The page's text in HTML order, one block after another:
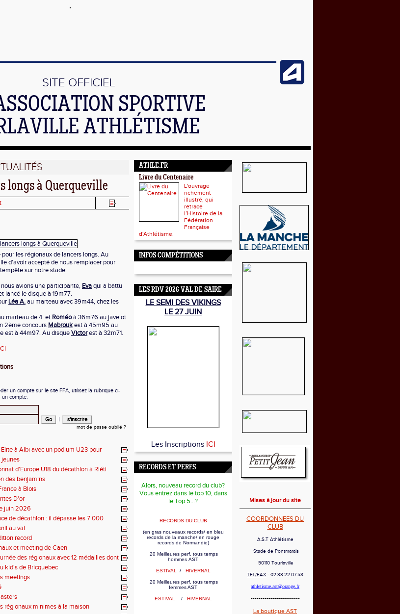
SITE OFFICIEL
SPORTIVE
ATHLÉTISME
longs à Querqueville
les régionaux de lancers longs. Au
d'avoir accepté de nous remplacer pour
sur notre stade.
avions une participante, Evaqui a battu
lancé le disque à 19m77.
Léa A.au marteau avec 39m44, chez les
marteau de 4. et Roméoà 36m76 au javelot.
2ème concours Mabroukest à 45m95 au
est à 44m97. Au disqueVictorest à 32m71.
un compte sur le site FFA, utilisez la rubrique ci-
un compte.
|
mot de passe oublié ?
à Albi avec un podium U23 pour
jeunes
d'Europe U18 du décathlon à Riéti
des benjamins
à Blois
D'or
juin 2026
de décathlon : il dépasse les 7 000
au val
record
et meeting de Caen
des régionaux avec 12 médailles dont
kid's de Bricquebec
meetings
régionaux minimes à la maison
ATHLE.FR
Livre du Centenaire
L'ouvrage
richement
illustré, qui
retrace
l’Histoire de la
Fédération
Française
d'Athlétisme.
INFOS COMPÉTITIONS
LES RDV 2026 VAL DE SAIRE
LE SEMI DES VIKINGS
LE 27 JUIN
Les Inscriptions ICI
RECORDS ET PERFS
Alors, nouveau record du club?
Vous entrez dans le top 10, dans
le Top 5...?
RECORDS DU CLUB
(en gras nouveaux records/ en bleu
records de la manche/ en rouge
records de Normandie)
20 Meilleures perf. tous temps
hommes AST
ESTIVAL / HIVERNAL
20 Meilleures perf. tous temps
femmes AST
ESTIVAL / HIVERNAL
Mises à jour du site
COORDONNEES DU
CLUB
A.S.T Athlétisme
Stade de Pontmarais
50110 Tourlaville
TEL/FAX : 02.33.22.07.58
athletisme.ast@orange.fr
-------------------------
La boutique AST